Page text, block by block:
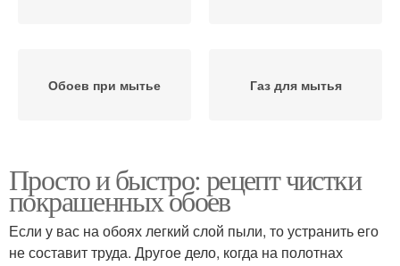
Обоев при мытье Газ для мытья
Просто и быстро: рецепт чистки
покрашенных обоев
Если у вас на обоях легкий слой пыли, то устранить его
не составит труда. Другое дело, когда на полотнах